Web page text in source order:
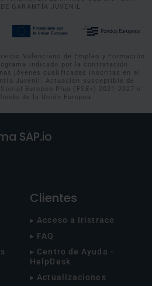
GARANTÍA JUVENIL
Valenciano de Empleo y Formación
indicado por la contratación
jóvenes cualificadas inscritas en el
Juvenil. Actuación susceptible de
Europeo Plus (FSE+) 2021-2027 o
de la Unión Europea.
SAP.io
Clientes
▸ Acceso a Iristrace
▸ FAQ
▸ Centro de Ayuda -
HelpDesk
▸ Actualizaciones